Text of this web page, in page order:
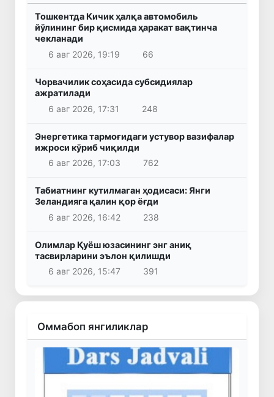
Тошкентда Кичик ҳалқа автомобиль
йўлининг бир қисмида ҳаракат вақтинча
чекланади
6 авг 2026, 19:19
66
Чорвачилик соҳасида субсидиялар
ажратилади
6 авг 2026, 17:31
248
Энергетика тармоғидаги устувор вазифалар
ижроси кўриб чиқилди
6 авг 2026, 17:03
762
Табиатнинг кутилмаган ҳодисаси: Янги
Зеландияга қалин қор ёғди
6 авг 2026, 16:42
238
Олимлар Қуёш юзасининг энг аниқ
тасвирларини эълон қилишди
6 авг 2026, 15:47
391
Оммабоп янгиликлар